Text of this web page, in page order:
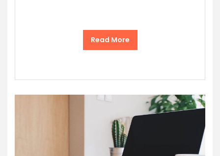
Read More